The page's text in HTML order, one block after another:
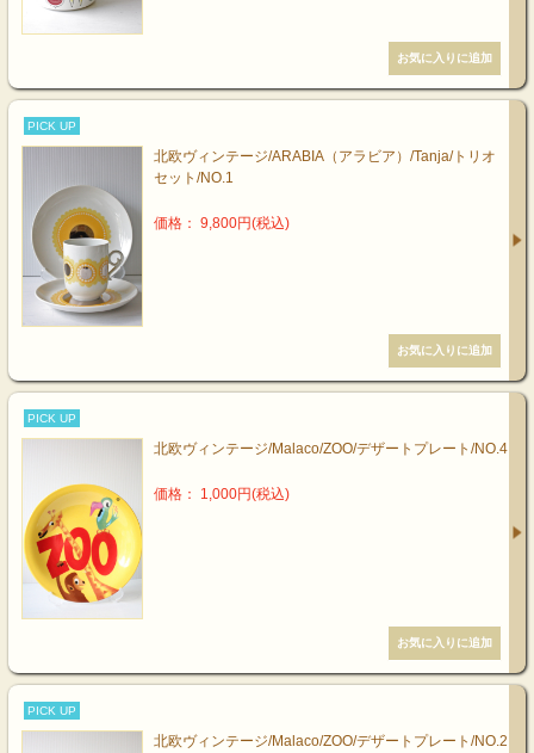
PICK UP
北欧ヴィンテージ/ARABIA（アラビア）/Tanja/トリオ
セット/NO.1
価格： 9,800円(税込)
PICK UP
北欧ヴィンテージ/Malaco/ZOO/デザートプレート/NO.4
価格： 1,000円(税込)
PICK UP
北欧ヴィンテージ/Malaco/ZOO/デザートプレート/NO.2